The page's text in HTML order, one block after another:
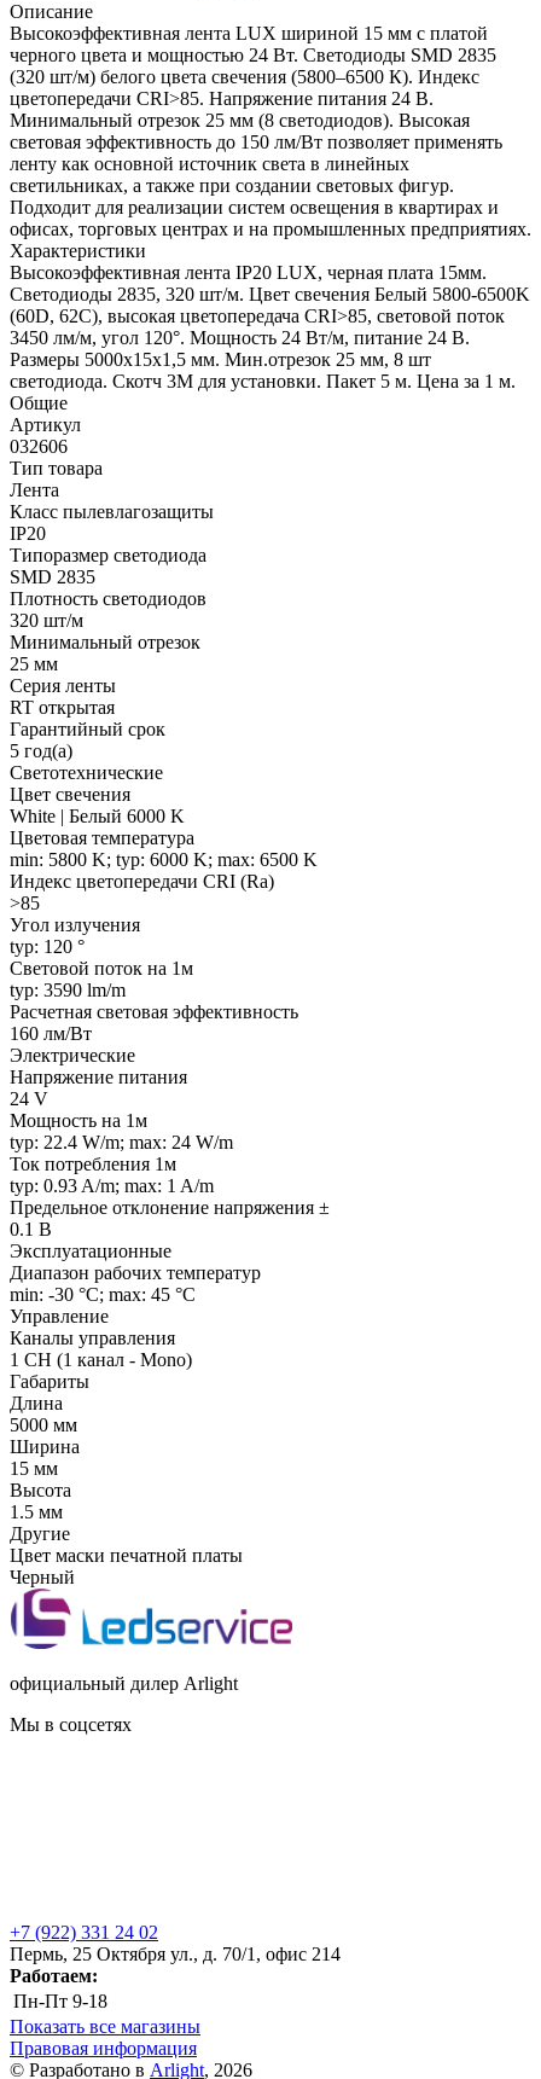
Описание
Высокоэффективная лента LUX шириной 15 мм с платой
черного цвета и мощностью 24 Вт. Светодиоды SMD 2835
(320 шт/м) белого цвета свечения (5800–6500 К). Индекс
цветопередачи CRI>85. Напряжение питания 24 В.
Минимальный отрезок 25 мм (8 светодиодов). Высокая
световая эффективность до 150 лм/Вт позволяет применять
ленту как основной источник света в линейных
светильниках, а также при создании световых фигур.
Подходит для реализации систем освещения в квартирах и
офисах, торговых центрах и на промышленных предприятиях.
Характеристики
Высокоэффективная лента IP20 LUX, черная плата 15мм.
Светодиоды 2835, 320 шт/м. Цвет свечения Белый 5800-6500K
(60D, 62C), высокая цветопередача CRI>85, световой поток
3450 лм/м, угол 120°. Мощность 24 Вт/м, питание 24 В.
Размеры 5000х15х1,5 мм. Мин.отрезок 25 мм, 8 шт
светодиода. Скотч 3М для установки. Пакет 5 м. Цена за 1 м.
Общие
Артикул
032606
Тип товара
Лента
Класс пылевлагозащиты
IP20
Типоразмер светодиода
SMD 2835
Плотность светодиодов
320 шт/м
Минимальный отрезок
25 мм
Серия ленты
RT открытая
Гарантийный срок
5 год(а)
Светотехнические
Цвет свечения
White | Белый 6000 K
Цветовая температура
min: 5800 K; typ: 6000 K; max: 6500 K
Индекс цветопередачи CRI (Ra)
>85
Угол излучения
typ: 120 °
Световой поток на 1м
typ: 3590 lm/m
Расчетная световая эффективность
160 лм/Вт
Электрические
Напряжение питания
24 V
Мощность на 1м
typ: 22.4 W/m; max: 24 W/m
Ток потребления 1м
typ: 0.93 A/m; max: 1 A/m
Предельное отклонение напряжения ±
0.1 В
Эксплуатационные
Диапазон рабочих температур
min: -30 °C; max: 45 °C
Управление
Каналы управления
1 CH (1 канал - Mono)
Габариты
Длина
5000 мм
Ширина
15 мм
Высота
1.5 мм
Другие
Цвет маски печатной платы
Черный
официальный дилер Arlight
Мы в соцсетях
+7 (922) 331 24 02
Пермь, 25 Октября ул., д. 70/1, офис 214
Работаем:
Пн-Пт 9-18
Показать все магазины
Правовая информация
© Разработано в Arlight, 2026